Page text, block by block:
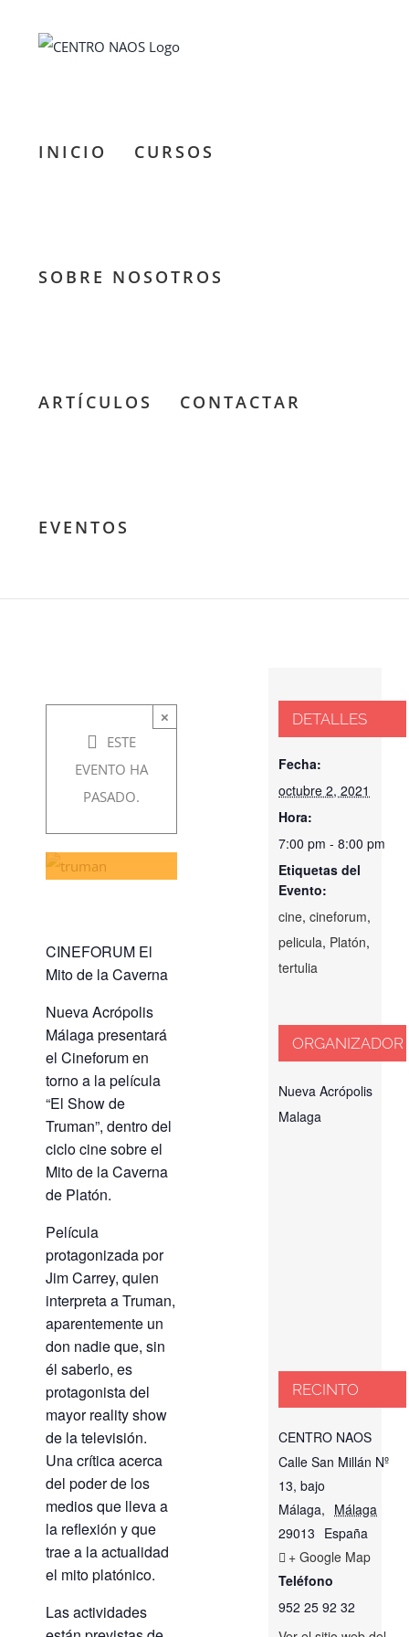
INICIO CURSOS
SOBRE NOSOTROS
ARTÍCULOS CONTACTAR
EVENTOS
×
ESTE
EVENTO HA
PASADO.
CINEFORUM:
Truman
2, 2021
@ 7:00
pm-
8:00 pm
CINEFORUM El
Mito de la Caverna
Nueva Acrópolis
Málaga presentará
el Cineforum en
torno a la película
“El Show de
Truman”, dentro del
ciclo cine sobre el
Mito de la Caverna
de Platón.
Película
protagonizada por
Jim Carrey, quien
interpreta a Truman,
aparentemente un
don nadie que, sin
él saberlo, es
protagonista del
mayor reality show
de la televisión.
Una crítica acerca
del poder de los
medios que lleva a
la reflexión y que
trae a la actualidad
el mito platónico.
Las actividades
DETALLES
Fecha:
octubre 2, 2021
Hora:
7:00 pm - 8:00 pm
Etiquetas del
Evento:
cine,cineforum,
pelicula, Platón,
tertulia
ORGANIZADOR
Nueva Acrópolis
Malaga
RECINTO
CENTRO NAOS
Calle San Millán Nº
13, bajo
Málaga, Málaga
29013 España
+ Google Map
Teléfono
952 25 92 32